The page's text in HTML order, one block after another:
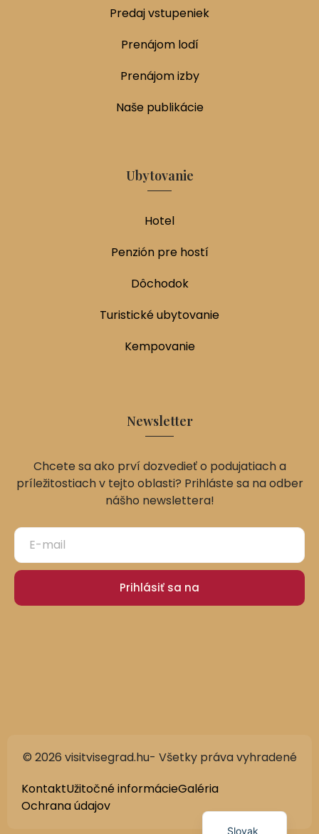
Predaj vstupeniek
Prenájom lodí
Prenájom izby
Naše publikácie
Ubytovanie
Hotel
Penzión pre hostí
Dôchodok
Turistické ubytovanie
Kempovanie
Newsletter
Chcete sa ako prví dozvedieť o podujatiach a
príležitostiach v tejto oblasti? Prihláste sa na odber
nášho newslettera!
Prihlásiť sa na
© 2026 visitvisegrad.hu- Všetky práva vyhradené
KontaktUžitočné informácieGaléria
Ochrana údajov
Slovak
German